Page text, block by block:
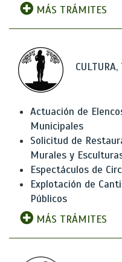
MÁS TRÁMITES
Actuación de
Municipales
Solicitud de
Murales y
Espectáculos de
Explotación de
Públicos
MÁS TRÁMITES